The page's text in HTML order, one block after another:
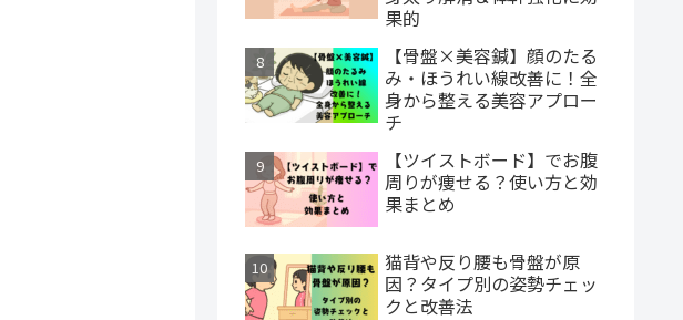
果的
【骨盤×美容鍼】顔のたる
み・ほうれい線改善に！全
身から整える美容アプロー
チ
【ツイストボード】でお腹
周りが痩せる？使い方と効
果まとめ
猫背や反り腰も骨盤が原
因？タイプ別の姿勢チェッ
クと改善法